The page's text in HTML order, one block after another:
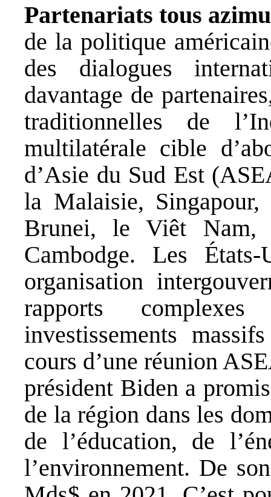
Partenariats tous
de la politique
des dialogues
davantage de
traditionnelles de
multilatérale cible
d’Asie du Sud Est
la Malaisie,
Brunei, le Viêt
Cambodge. Les
organisation
rapports
investissements
cours d’une réunion
président Biden a
de la région dans les
de l’éducation, de
l’environnement. De